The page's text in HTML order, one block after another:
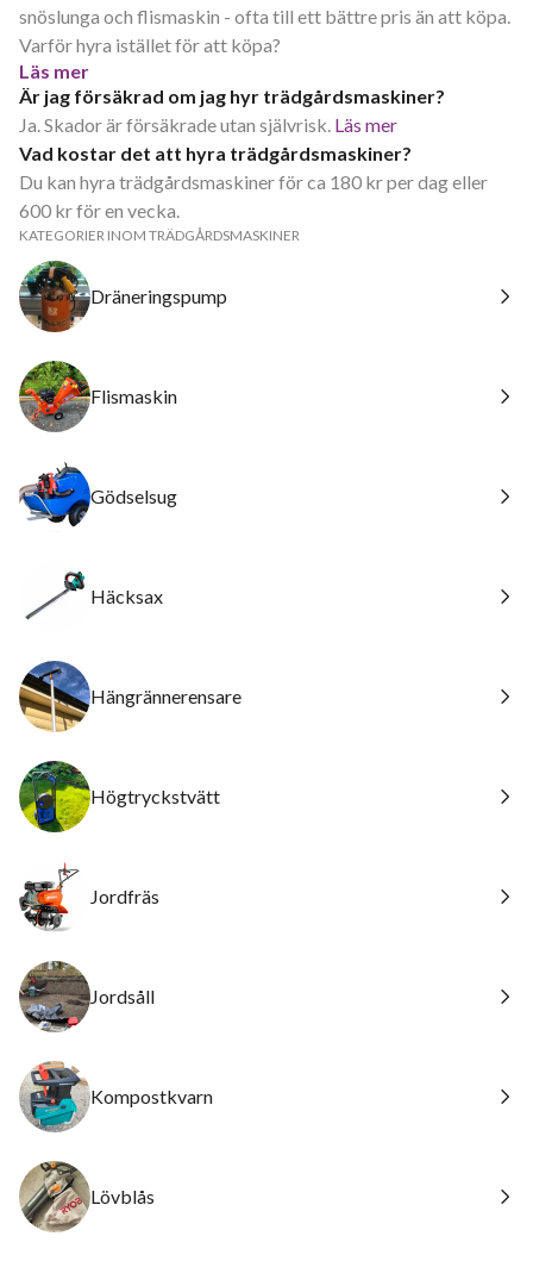
snöslunga och flismaskin - ofta till ett bättre pris än att köpa.
Varför hyra istället för att köpa?
Läs mer
Är jag försäkrad om jag hyr trädgårdsmaskiner?
Ja. Skador är försäkrade utan självrisk. Läs mer
Vad kostar det att hyra trädgårdsmaskiner?
Du kan hyra trädgårdsmaskiner för ca 180 kr per dag eller
600 kr för en vecka.
KATEGORIER INOM TRÄDGÅRDSMASKINER
Dräneringspump
Flismaskin
Gödselsug
Häcksax
Hängrännerensare
Högtryckstvätt
Jordfräs
Jordsåll
Kompostkvarn
Lövblås